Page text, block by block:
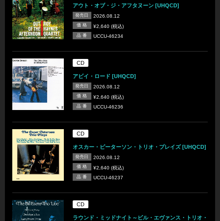
アウト・オブ・ジ・アフタヌーン [UHQCD]
発売日 2026.08.12
価 格 ¥2,640 (税込)
品 番 UCCU-46234
CD
アビイ・ロード [UHQCD]
発売日 2026.08.12
価 格 ¥2,640 (税込)
品 番 UCCU-46236
CD
オスカー・ピーターソン・トリオ・プレイズ [UHQCD]
発売日 2026.08.12
価 格 ¥2,640 (税込)
品 番 UCCU-46237
CD
ラウンド・ミッドナイト～ビル・エヴァンス・トリオ・